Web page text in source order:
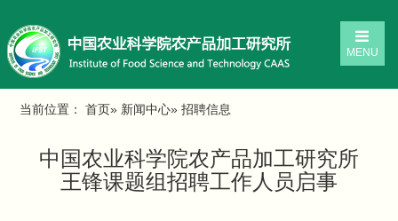
MENU
当前位置：首页» 新闻中心» 招聘信息
中国农业科学院农产品加工研究所
王锋课题组招聘工作人员启事